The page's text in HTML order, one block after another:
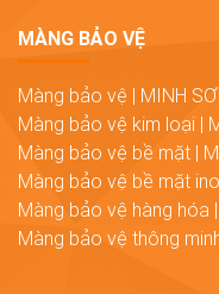
MÀNG BẢO VỆ
Màng bảo vệ | MINH
Màng bảo vệ kim loại |
Màng bảo vệ bề mặt |
Màng bảo vệ bề mặt
Màng bảo vệ hàng hóa
Màng bảo vệ thông